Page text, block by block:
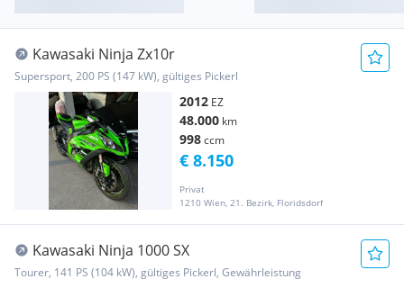
Kawasaki Ninja Zx10r
Supersport, 200 PS (147 kW), gültiges Pickerl
2012 EZ
48.000 km
998ccm
Privat
1210 Wien, 21. Bezirk, Floridsdorf
€ 8.150
Kawasaki Ninja 1000 SX
Tourer, 141 PS (104 kW), gültiges Pickerl, Gewährleistung